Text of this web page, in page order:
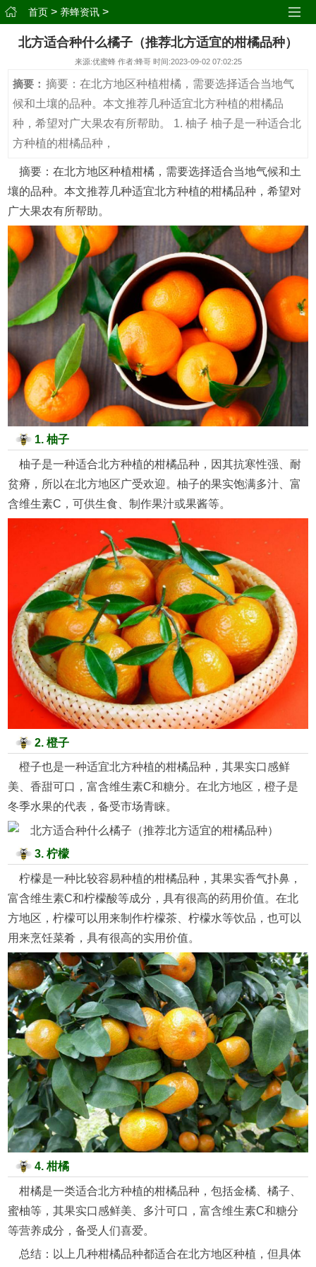
首页 > 养蜂资讯 >
北方适合种什么橘子（推荐北方适宜的柑橘品种）
来源:优蜜蜂 作者:蜂哥 时间:2023-09-02 07:02:25
摘要： 摘要：在北方地区种植柑橘，需要选择适合当地气
候和土壤的品种。本文推荐几种适宜北方种植的柑橘品
种，希望对广大果农有所帮助。 1. 柚子 柚子是一种适合北
方种植的柑橘品种，
摘要：在北方地区种植柑橘，需要选择适合当地气候和土
壤的品种。本文推荐几种适宜北方种植的柑橘品种，希望对
广大果农有所帮助。
1. 柚子
柚子是一种适合北方种植的柑橘品种，因其抗寒性强、耐
贫瘠，所以在北方地区广受欢迎。柚子的果实饱满多汁、富
含维生素C，可供生食、制作果汁或果酱等。
2. 橙子
橙子也是一种适宜北方种植的柑橘品种，其果实口感鲜
美、香甜可口，富含维生素C和糖分。在北方地区，橙子是
冬季水果的代表，备受市场青睐。
3. 柠檬
柠檬是一种比较容易种植的柑橘品种，其果实香气扑鼻，
富含维生素C和柠檬酸等成分，具有很高的药用价值。在北
方地区，柠檬可以用来制作柠檬茶、柠檬水等饮品，也可以
用来烹饪菜肴，具有很高的实用价值。
4. 柑橘
柑橘是一类适合北方种植的柑橘品种，包括金橘、橘子、
蜜柚等，其果实口感鲜美、多汁可口，富含维生素C和糖分
等营养成分，备受人们喜爱。
总结：以上几种柑橘品种都适合在北方地区种植，但具体